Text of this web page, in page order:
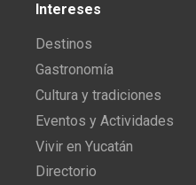
Intereses
Destinos
Gastronomía
Cultura y tradiciones
Eventos y Actividades
Vivir en Yucatán
Directorio